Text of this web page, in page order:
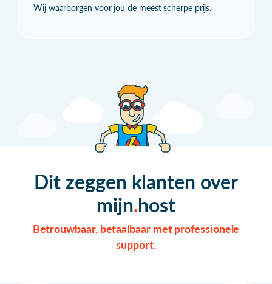
Wij waarborgen voor jou de meest scherpe prijs.
Dit zeggen klanten over
mijn host
Betrouwbaar, betaalbaar met professionele
support.